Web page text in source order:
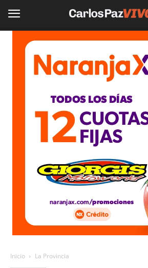
Inicio La Provincia